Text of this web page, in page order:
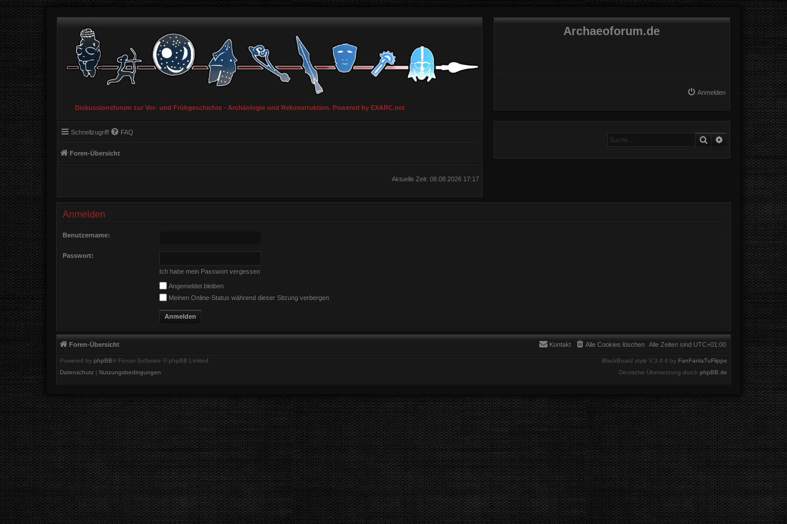
Diskussionsforum zur Vor- und Frühgeschichte - Archäologie und Rekonstruktion. Powered by EXARC.net
Archaeoforum.de
Anmelden
Schnellzugriff FAQ
Foren-Übersicht
Suche Erweiterte Suche
Aktuelle Zeit: 08.08.2026 17:17
Anmelden
Benutzername:
Passwort:
Ich habe mein Passwort vergessen
Angemeldet bleiben
Meinen Online-Status während dieser Sitzung verbergen
Foren-Übersicht Alle Zeiten sind UTC+01:00
Alle Cookies löschen
Kontakt
Powered by phpBB® Forum Software © phpBB Limited BlackBoard style V.3.4.6 by FanFanlaTuFlippe
Deutsche Übersetzung durch phpBB.de
Datenschutz | Nutzungsbedingungen